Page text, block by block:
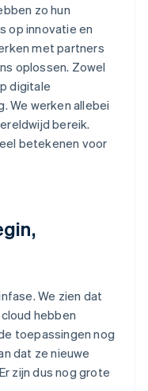
zo hun
op innovatie en
met partners
oplossen. Zowel
digitale
We werken allebei
bereik.
betekenen voor
We zien dat
hebben
toepassingen nog
dat ze nieuwe
zijn dus nog grote